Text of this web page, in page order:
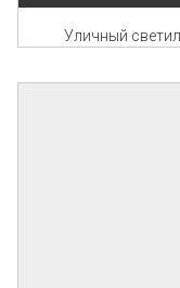
Уличный